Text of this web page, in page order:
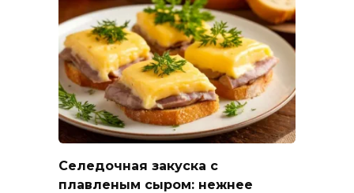
Селедочная закуска с
плавленым сыром: нежнее